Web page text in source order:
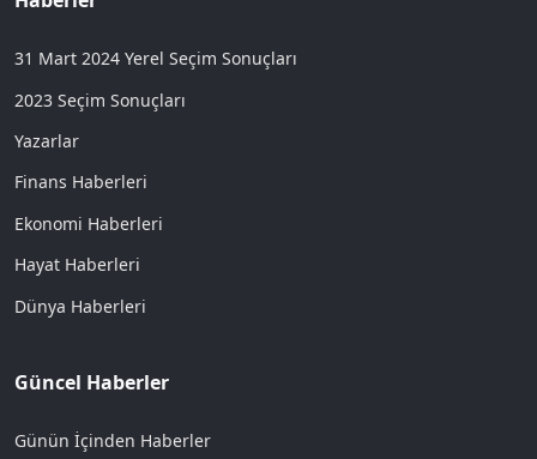
31 Mart 2024 Yerel Seçim Sonuçları
2023 Seçim Sonuçları
Yazarlar
Finans Haberleri
Ekonomi Haberleri
Hayat Haberleri
Dünya Haberleri
Güncel Haberler
Günün İçinden Haberler